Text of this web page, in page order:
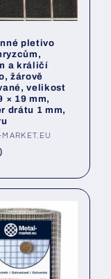
pletivo
a králičí
žárově
velikost
× 19 mm,
drátu 1 mm,
MARKET.EU